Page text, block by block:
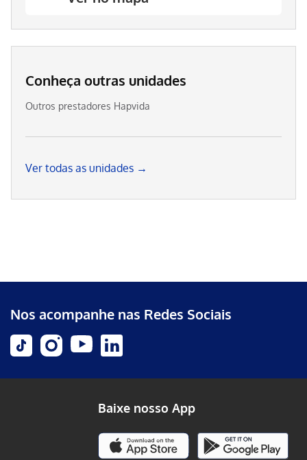
Conheça outras unidades
Outros prestadores Hapvida
Ver todas as unidades →
Nos acompanhe nas Redes Sociais
Baixe nosso App